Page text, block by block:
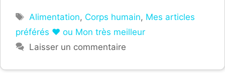
Étiquettes
Alimentation, Corps humain, Mes articles
préférés ❤ ou Mon très meilleur
Laisser un commentaire